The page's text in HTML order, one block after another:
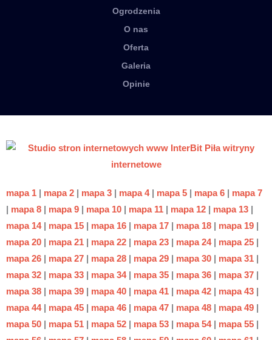
Ogrodzenia
O nas
Oferta
Galeria
Opinie
mapa 1 mapa 2 mapa 3 mapa 4| mapa 5 mapa 6
mapa 7
mapa 8 mapa 9 mapa 10 mapa 11 mapa 12 mapa 13
mapa 14| mapa 15 mapa 16 mapa 17 mapa 18 mapa 19
mapa 20
mapa 21 mapa 22 mapa 23 mapa 24| mapa 25
mapa 26
mapa 27 mapa 28 mapa 29 mapa 30 mapa 31
mapa 32
mapa 33 mapa 34| mapa 35 mapa 36 mapa 37
mapa 38
mapa 39 mapa 40 mapa 41 mapa 42 mapa 43
mapa 44| mapa 45 mapa 46 mapa 47 mapa 48 mapa 49
mapa 50
mapa 51 mapa 52 mapa 53 mapa 54| mapa 55